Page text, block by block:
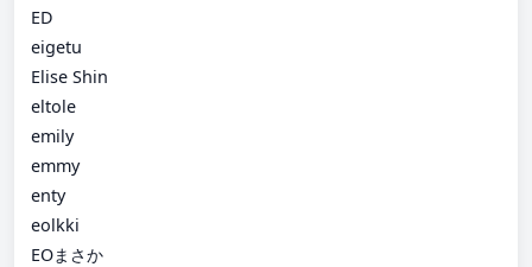
ED
eigetu
Elise Shin
eltole
emily
emmy
enty
eolkki
EOまさか